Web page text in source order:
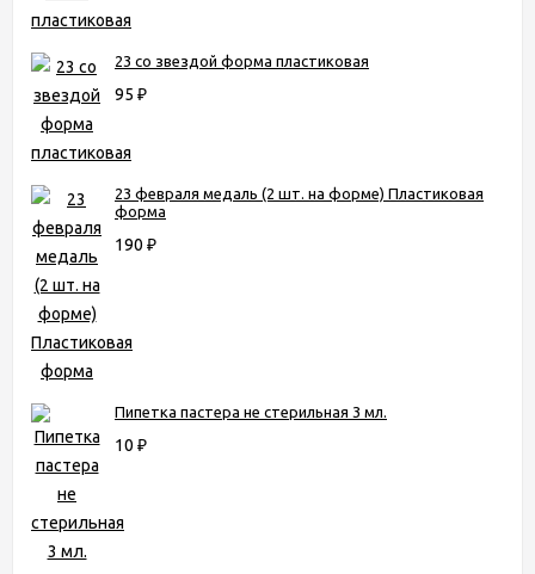
23 со звездой форма пластиковая
95 ₽
23 февраля медаль (2 шт. на форме) Пластиковая
форма
190 ₽
Пипетка пастера не стерильная 3 мл.
10 ₽